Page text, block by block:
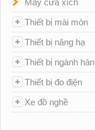
Máy cưa xích
Thiết bị mài mòn
Thiết bị nâng hạ
Thiết bị ngành hàn
Thiết bị đo điện
Xe đồ nghề